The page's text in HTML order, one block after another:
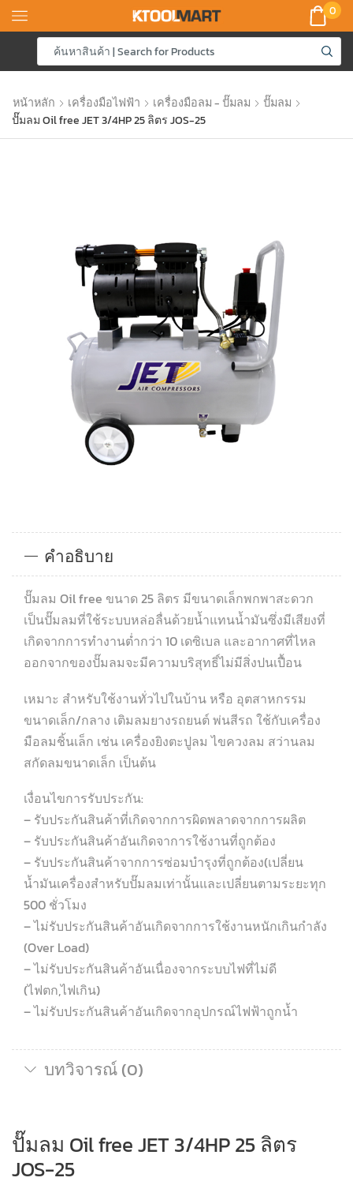
0
หน้าหลัก เครื่องมือไฟฟ้า เครื่องมือลม - ปั๊มลม
ปั๊มลม
ปั๊มลม Oil free JET 3/4HP 25 ลิตร JOS-25
คำอธิบาย
ปั๊มลม Oil free ขนาด 25 ลิตร มีขนาดเล็กพกพาสะดวก
เป็นปั๊มลมที่ใช้ระบบหล่อลื่นด้วยน้ำแทนน้ำมันซึ่งมีเสียงที่
เกิดจากการทำงานต่ำกว่า 10 เดซิเบล และอากาศที่ไหล
ออกจากของปั๊มลมจะมีความบริสุทธิ์ไม่มีสิ่งปนเปื้อน
เหมาะ สำหรับใช้งานทั่วไปในบ้าน หรือ อุตสาหกรรม
ขนาดเล็ก/กลาง เติมลมยางรถยนต์ พ่นสีรถ ใช้กับเครื่อง
มือลมชิ้นเล็ก เช่น เครื่องยิงตะปูลม ไขควงลม สว่านลม
สกัดลมขนาดเล็ก เป็นต้น
เงื่อนไขการรับประกัน:
– รับประกันสินค้าที่เกิดจากการผิดพลาดจากการผลิต
– รับประกันสินค้าอันเกิดจาการใช้งานที่ถูกต้อง
– รับประกันสินค้าจากการซ่อมบำรุงที่ถูกต้อง(เปลี่ยน
น้ำมันเครื่องสำหรับปั๊มลมเท่านั้นและเปลี่ยนตามระยะทุก
500 ชั่วโมง
– ไม่รับประกันสินค้าอันเกิดจากการใช้งานหนักเกินกำลัง
(Over Load)
– ไม่รับประกันสินค้าอันเนื่องจากระบบไฟที่ไม่ดี
(ไฟตก,ไฟเกิน)
– ไม่รับประกันสินค้าอันเกิดจากอุปกรณ์ไฟฟ้าถูกน้ำ
บทวิจารณ์ (0)
ปั๊มลม Oil free JET 3/4HP 25 ลิตร
JOS-25